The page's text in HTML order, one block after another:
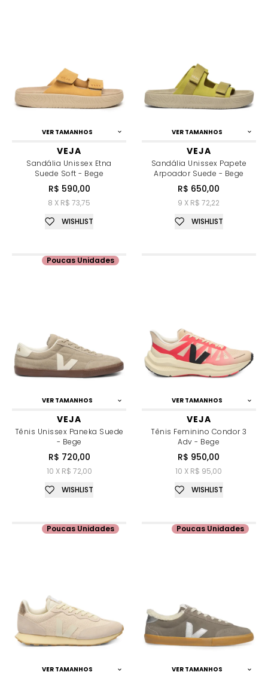
VER TAMANHOS
VEJA
Sandália Unissex Etna
Suede Soft - Bege
R$ 590,00
8 X R$ 73,75
WISHLIST
VER TAMANHOS
VEJA
Sandália Unissex Papete
Arpoador Suede - Bege
R$ 650,00
9 X R$ 72,22
WISHLIST
VER TAMANHOS
VEJA
Tênis Unissex Paneka Suede
- Bege
R$ 720,00
10 X R$ 72,00
Poucas Unidades
WISHLIST
VER TAMANHOS
VEJA
Tênis Feminino Condor 3
Adv - Bege
R$ 950,00
10 X R$ 95,00
WISHLIST
VER TAMANHOS
Poucas Unidades
VER TAMANHOS
Poucas Unidades